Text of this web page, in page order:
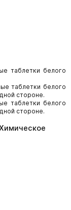
таблетки белого
таблетки белого
стороне.
таблетки белого
стороне.